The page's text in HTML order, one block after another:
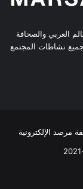
العربي والصحافة
نشاطات المجتمع